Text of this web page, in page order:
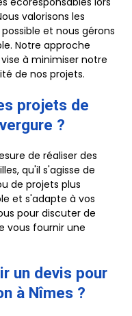
valorisons les
et nous gérons
Notre approche
à minimiser notre
de nos projets.
projets de
?
de réaliser des
qu'il s'agisse de
de projets plus
et s'adapte à vos
pour discuter de
vous fournir une
un devis pour
à Nîmes ?